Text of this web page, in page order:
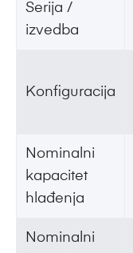
Serija /
izvedba
Konfiguracija
Nominalni
kapacitet
hlađenja
Nominalni